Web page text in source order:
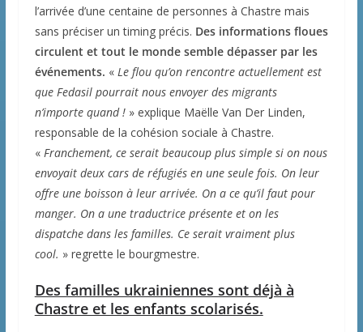
l’arrivée d’une centaine de personnes à Chastre mais
sans préciser un timing précis. Des informations floues
circulent et tout le monde semble dépasser par les
événements. « Le flou qu’on rencontre actuellement est
que Fedasil pourrait nous envoyer des migrants
n’importe quand !» explique Maëlle Van Der Linden,
responsable de la cohésion sociale à Chastre.
« Franchement, ce serait beaucoup plus simple si on nous
envoyait deux cars de réfugiés en une seule fois. On leur
offre une boisson à leur arrivée. On a ce qu’il faut pour
manger. On a une traductrice présente et on les
dispatche dans les familles. Ce serait vraiment plus
cool. » regrette le bourgmestre.
Des familles ukrainiennes sont déjà à
Chastre et les enfants scolarisés.